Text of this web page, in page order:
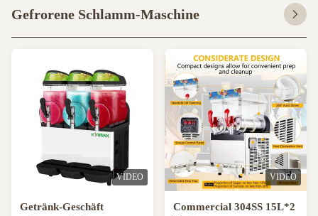
Gefrorene Schlamm-Maschine
VIDEO
Getränk-Geschäft
VIDEO
Commercial 304SS 15L*2